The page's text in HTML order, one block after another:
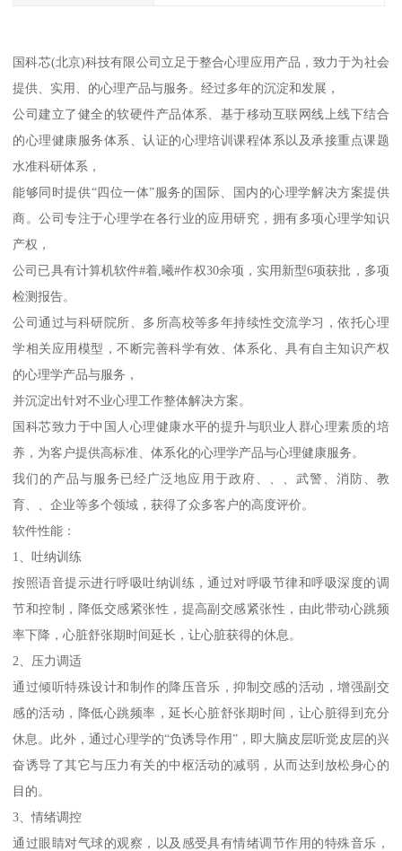
国科芯(北京)科技有限公司立足于整合心理应用产品，致力于为社会
提供、实用、的心理产品与服务。经过多年的沉淀和发展，
公司建立了健全的软硬件产品体系、基于移动互联网线上线下结合
的心理健康服务体系、认证的心理培训课程体系以及承接重点课题
水准科研体系，
能够同时提供“四位一体”服务的国际、国内的心理学解决方案提供
商。公司专注于心理学在各行业的应用研究，拥有多项心理学知识
产权，
公司已具有计算机软件#着,曦#作权30余项，实用新型6项获批，多项
检测报告。
公司通过与科研院所、多所高校等多年持续性交流学习，依托心理
学相关应用模型，不断完善科学有效、体系化、具有自主知识产权
的心理学产品与服务，
并沉淀出针对不业心理工作整体解决方案。
国科芯致力于中国人心理健康水平的提升与职业人群心理素质的培
养，为客户提供高标准、体系化的心理学产品与心理健康服务。
我们的产品与服务已经广泛地应用于政府、、、武警、消防、教
育、、企业等多个领域，获得了众多客户的高度评价。
软件性能：
1、吐纳训练
按照语音提示进行呼吸吐纳训练，通过对呼吸节律和呼吸深度的调
节和控制，降低交感紧张性，提高副交感紧张性，由此带动心跳频
率下降，心脏舒张期时间延长，让心脏获得的休息。
2、压力调适
通过倾听特殊设计和制作的降压音乐，抑制交感的活动，增强副交
感的活动，降低心跳频率，延长心脏舒张期时间，让心脏得到充分
休息。此外，通过心理学的“负诱导作用”，即大脑皮层听觉皮层的兴
奋诱导了其它与压力有关的中枢活动的减弱，从而达到放松身心的
目的。
3、情绪调控
通过眼睛对气球的观察，以及感受具有情绪调节作用的特殊音乐，